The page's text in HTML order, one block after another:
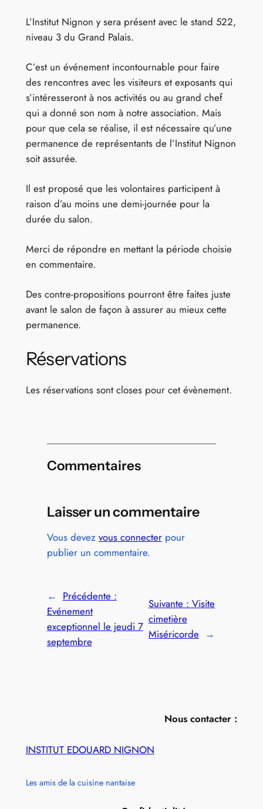
L’Institut Nignon y sera présent avec le stand 522,
niveau 3 du Grand Palais.
C’est un événement incontournable pour faire
des rencontres avec les visiteurs et exposants qui
s’intéresseront à nos activités ou au grand chef
qui a donné son nom à notre association. Mais
pour que cela se réalise, il est nécessaire qu’une
permanence de représentants de l’Institut Nignon
soit assurée.
Il est proposé que les volontaires participent à
raison d’au moins une demi-journée pour la
durée du salon.
Merci de répondre en mettant la période choisie
en commentaire.
Des contre-propositions pourront être faites juste
avant le salon de façon à assurer au mieux cette
permanence.
Réservations
Les réservations sont closes pour cet évènement.
Commentaires
Laisser un commentaire
Vous devez vous connecterpour
publier un commentaire.
← Précédente :
Evénement
exceptionnel le jeudi 7
septembre
Suivante : Visite
cimetière
Miséricorde →
Nous contacter :
INSTITUT EDOUARD NIGNON
Les amis de la cuisine nantaise